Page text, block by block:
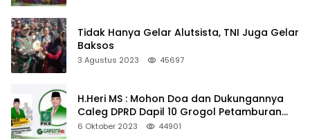
Tidak Hanya Gelar Alutsista, TNI Juga Gelar
Baksos
3 Agustus 2023 45697
H.Heri MS : Mohon Doa dan Dukungannya
Caleg DPRD Dapil 10 Grogol Petamburan
Jakarta Barat
6 Oktober 2023 44901